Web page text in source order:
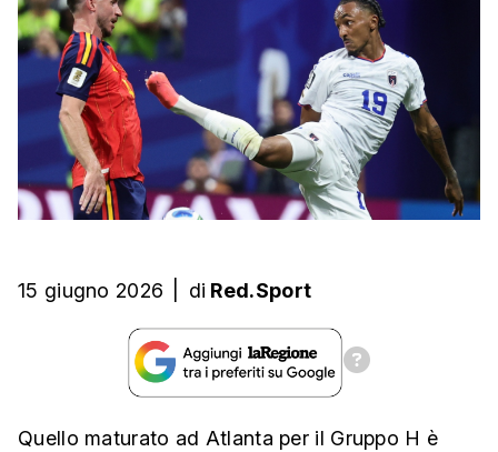
15 giugno 2026 di Red.Sport
Quello maturato ad Atlanta per il Gruppo H è